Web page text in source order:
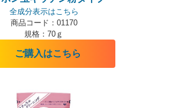
全成分表示はこちら
商品コード：01170
規格：70ｇ
ご購入はこちら